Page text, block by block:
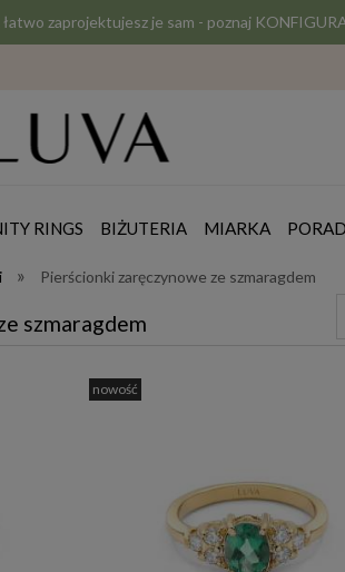
łatwo zaprojektujesz je sam - poznaj
RINGS BIŻUTERIA MIARKA
» Pierścionki zaręczynowe ze szmaragdem
szmaragdem
nowość